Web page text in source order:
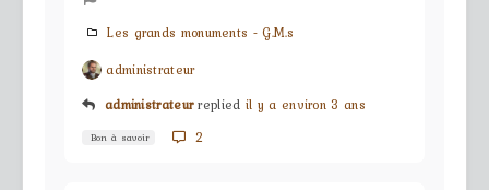
Les grands monuments - G.M.s
administrateur
administrateur replied il y a environ 3 ans
Bon à savoir 2